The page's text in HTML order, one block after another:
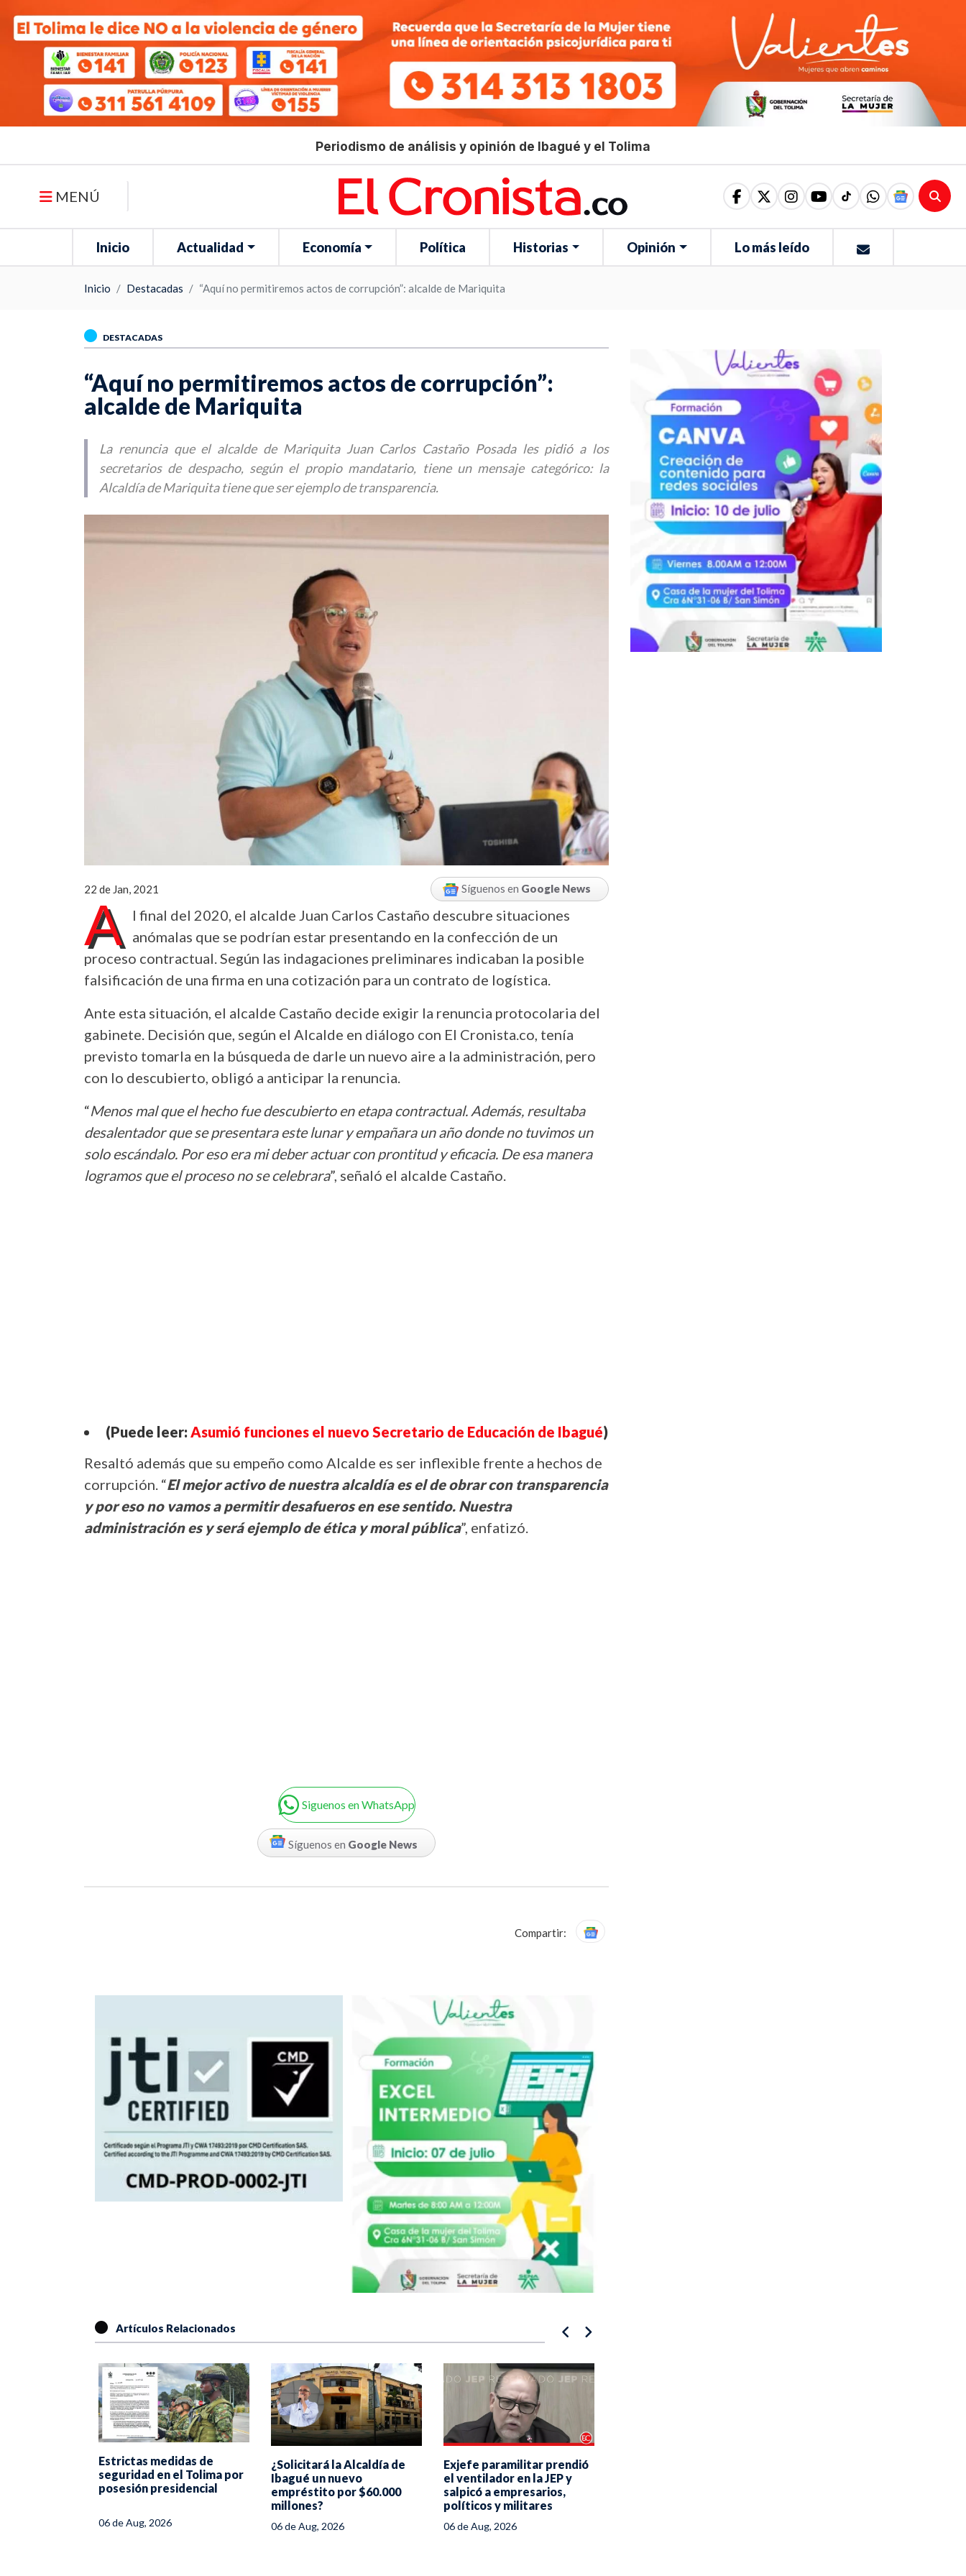
Periodismo de análisis y opinión de Ibagué y el Tolima
MENÚ
Inicio Actualidad Economía Política Historias Opinión Lo más leído
Inicio Destacadas “Aquí no permitiremos actos de corrupción”: alcalde de Mariquita
DESTACADAS
“Aquí no permitiremos actos de corrupción”:
alcalde de Mariquita
La renuncia que el alcalde de Mariquita Juan Carlos Castaño Posada les pidió a los
secretarios de despacho, según el propio mandatario, tiene un mensaje categórico: la
Alcaldía de Mariquita tiene que ser ejemplo de transparencia.
22 de Jan, 2021 Síguenos en Google News
A
l final del 2020, el alcalde Juan Carlos Castaño descubre situaciones
anómalas que se podrían estar presentando en la confección de un
proceso contractual. Según las indagaciones preliminares indicaban la posible
falsificación de una firma en una cotización para un contrato de logística.
Ante esta situación, el alcalde Castaño decide exigir la renuncia protocolaria del
gabinete. Decisión que, según el Alcalde en diálogo con El Cronista.co, tenía
previsto tomarla en la búsqueda de darle un nuevo aire a la administración, pero
con lo descubierto, obligó a anticipar la renuncia.
“Menos mal que el hecho fue descubierto en etapa contractual. Además, resultaba
desalentador que se presentara este lunar y empañara un año donde no tuvimos un
solo escándalo. Por eso era mi deber actuar con prontitud y eficacia. De esa manera
logramos que el proceso no se celebrara”, señaló el alcalde Castaño.
(Puede leer:Asumió funciones el nuevo Secretario de Educación de Ibagué)
Resaltó además que su empeño como Alcalde es ser inflexible frente a hechos de
corrupción. “El mejor activo de nuestra alcaldía es el de obrar con transparencia
y por eso no vamos a permitir desafueros en ese sentido. Nuestra
administración es y será ejemplo de ética y moral pública”, enfatizó.
Siguenos en WhatsApp
Síguenos en Google News
Compartir:
Artículos Relacionados
Estrictas medidas de
seguridad en el Tolima por
posesión presidencial
06 de Aug, 2026
¿Solicitará la Alcaldía de
Ibagué un nuevo
empréstito por $60.000
millones?
06 de Aug, 2026
Exjefe paramilitar prendió
el ventilador en la JEP y
salpicó a empresarios,
políticos y militares
06 de Aug, 2026